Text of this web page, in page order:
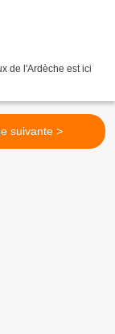
de l'Ardèche est ici
suivante >